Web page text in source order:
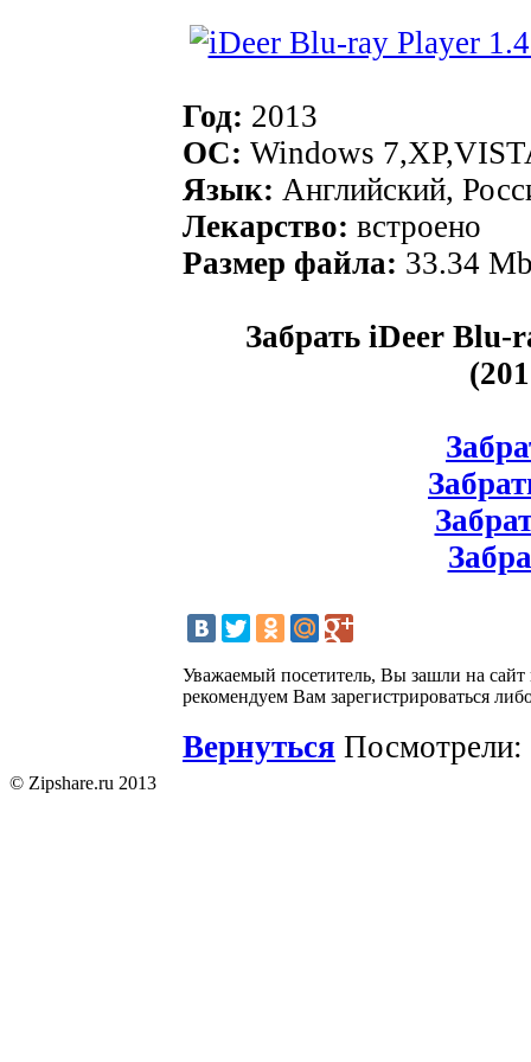
Год: 2013
ОС: Windows
Язык: Aнглийский,
Лекарство: встроено
Размер файла: 33.34
Забрать iDeer Blu-
Уважаемый посетитель, Вы зашли на
рекомендуем Вам зарегистрироваться
Вернуться Посмотрели:
© Zipshare.ru 2013